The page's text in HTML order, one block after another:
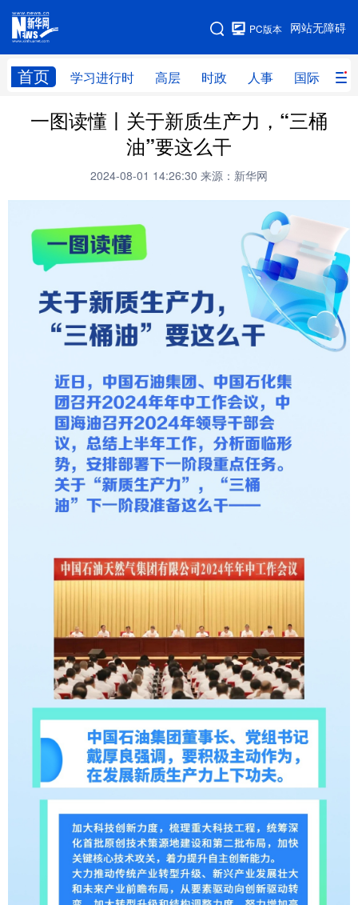
网站无障碍
PC版本
首页 学习进行时 高层 时政 人事 国际 财
网站地图
学习进行时 高层 时政 人事
财经 网评
体育
书画 军事
访谈 视频 政务
法律 中央文件 金融 汽车
学术中国 乡村振兴 银龄 溯源中国
城市 旅游 能源
彩票 娱乐 时尚
公益 一带一路 亚太网
地方频道
辽宁 吉林 上海 江苏
浙江 安徽 福建 江西
山东 河南 湖北 湖南
广东 广西 海南
四川 贵州 云南 西藏
甘肃 青海
内蒙古 黑龙江
一图读懂丨关于新质生产力，“三桶
油”要这么干
2024-08-01 14:26:30 来源：新华网